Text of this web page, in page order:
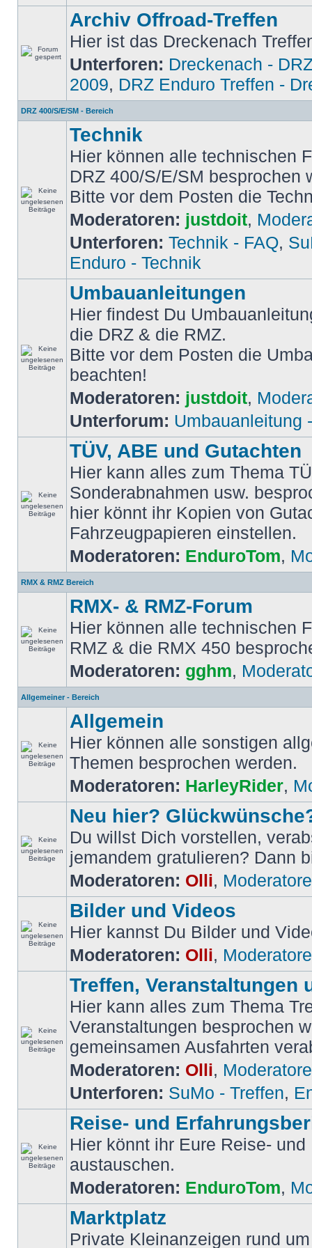
Archiv Offroad-Treffen
Hier ist das Dreckenach
Unterforen: Dreckenach -
2009, DRZ Enduro Treffen -
DRZ 400/S/E/SM - Bereich
Technik
Hier können alle technischen
DRZ 400/S/E/SM besprochen
Bitte vor dem Posten die
Moderatoren: justdoit,
Unterforen: Technik - FAQ,
Enduro - Technik
Umbauanleitungen
Hier findest Du
die DRZ & die RMZ.
Bitte vor dem Posten die
beachten!
Moderatoren: justdoit,
Unterforum: Umbauanleitung
TÜV, ABE und Gutachten
Hier kann alles zum Thema
Sonderabnahmen usw.
hier könnt ihr Kopien von
Fahrzeugpapieren einstellen.
Moderatoren: EnduroTom,
RMX & RMZ Bereich
RMX- & RMZ-Forum
Hier können alle technischen
RMZ & die RMX 450
Moderatoren: gghm,
Allgemeiner - Bereich
Allgemein
Hier können alle sonstigen
Themen besprochen werden.
Moderatoren: HarleyRider,
Neu hier?
Du willst Dich vorstellen,
jemandem gratulieren? Dann
Moderatoren: Olli,
Bilder und Videos
Hier kannst Du Bilder und
Moderatoren: Olli,
Treffen, Veranstaltungen
Hier kann alles zum Thema
Veranstaltungen besprochen
gemeinsamen Ausfahrten
Moderatoren: Olli,
Unterforen: SuMo - Treffen,
Reise- und
Hier könnt ihr Eure Reise-
austauschen.
Moderatoren: EnduroTom,
Marktplatz
Private Kleinanzeigen rund